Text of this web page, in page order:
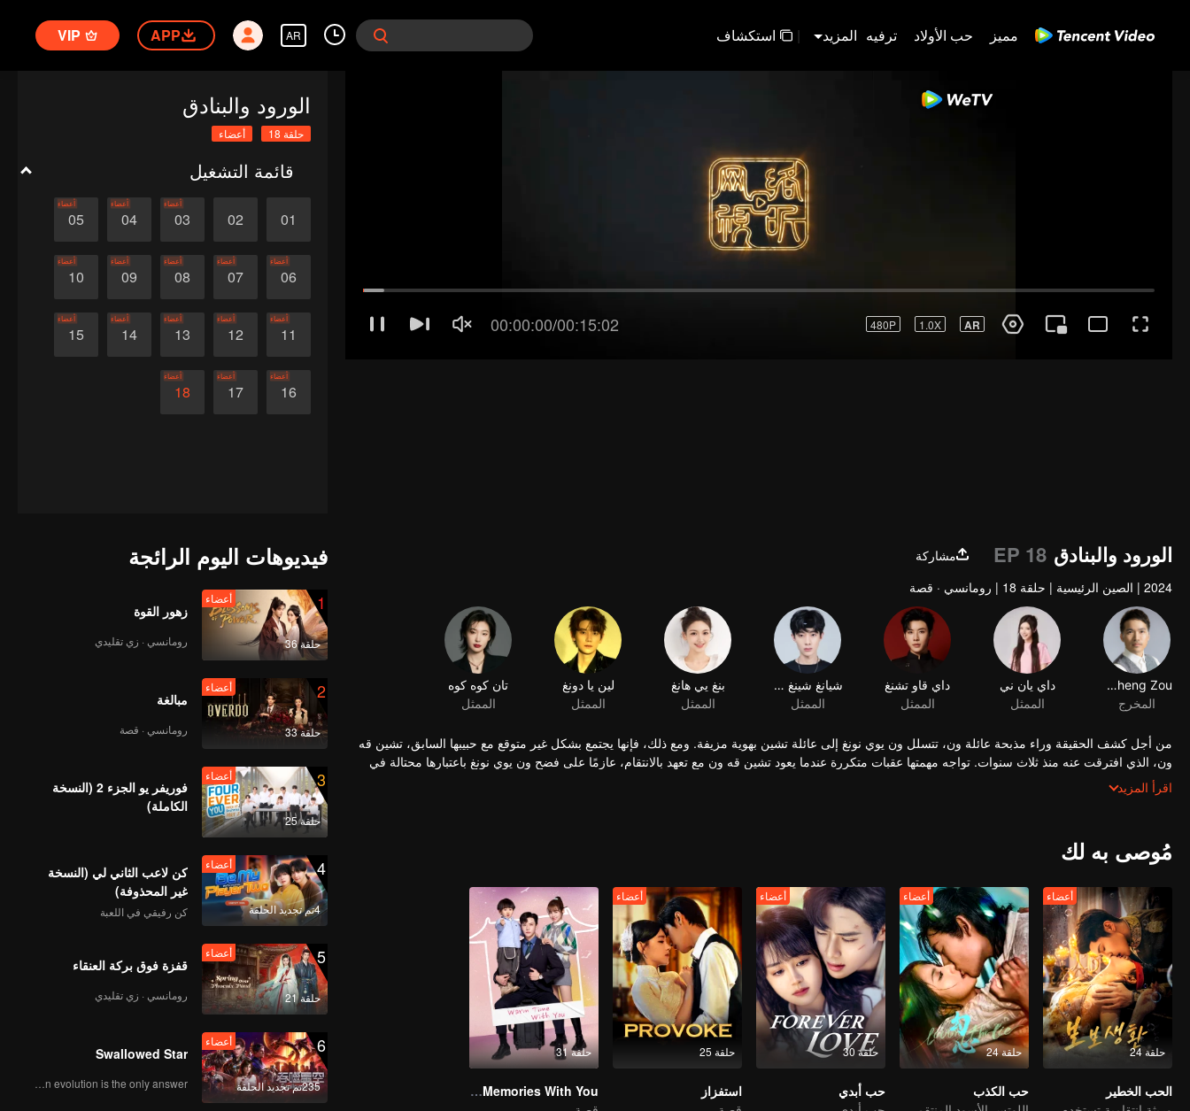
مميز حب الأولاد ترفيه المزيد | استكشاف AR
APP
VIP
الورود والبنادق
حلقة 18 أعضاء
قائمة التشغيل
01
02
03
أعضاء
04
أعضاء
05
أعضاء
06
أعضاء
07
أعضاء
08
أعضاء
09
أعضاء
10
أعضاء
11
أعضاء
12
أعضاء
13
أعضاء
14
أعضاء
15
أعضاء
16
أعضاء
17
أعضاء
18
أعضاء
الورود والبنادق EP 18
مشاركة
2024
| الصين الرئيسية | حلقة 18 | رومانسي · قصة
Jicheng Zou
المخرج
داي يان ني
الممثل
داي قاو تشنغ
الممثل
شيانغ شينغ يوي
الممثل
بنغ يي هانغ
الممثل
لين يا دونغ
الممثل
تان كوه كوه
الممثل
من أجل كشف الحقيقة وراء مذبحة عائلة ون، تتسلل ون يوي نونغ إلى عائلة تشين بهوية مزيفة. ومع ذلك، فإنها يجتمع بشكل غير متوقع مع حبيبها السابق، تشين قه
ون، الذي افترقت عنه منذ ثلاث سنوات. تواجه مهمتها عقبات متكررة عندما يعود تشين قه ون مع تعهد بالانتقام، عازمًا على فضح ون يوي نونغ باعتبارها محتالة في
الحب. على الرغم من موقفهما العدائي، فإن مشاعرهما تتعمق مع كل لقاء.
اقرأ المزيد
مُوصى به لك
حلقة 24
أعضاء
الحب الخطير
حلقة 24
أعضاء
حب الكذب
حلقة 30
أعضاء
حب أبدي
حلقة 25
أعضاء
استفزاز
حلقة 31
My Memories With You
فيديوهات اليوم الرائجة
1
حلقة 36
أعضاء
زهور القوة
رومانسي · زي تقليدي
2
حلقة 33
أعضاء
مبالغة
رومانسي · قصة
3
حلقة 25
أعضاء
فوريفر يو الجزء 2 (النسخة
الكاملة)
4
4تم تجديد الحلقة
أعضاء
كن لاعب الثاني لي (النسخة
غير المحذوفة)
كن رفيقي في اللعبة
5
حلقة 21
أعضاء
قفزة فوق بركة العنقاء
رومانسي · زي تقليدي
6
235تم تجديد الحلقة
أعضاء
Swallowed Star
Human evolution is the only answer.